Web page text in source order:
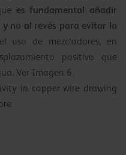
es fundamental añadir
no al revés para evitar la
uso de mezcladores, en
positivo que
Ver Imagen 6.